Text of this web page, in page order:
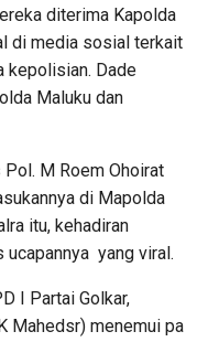
diterima Kapolda
di media sosial terkait
kepolisian. Dade
Maluku dan
M Roem Ohoirat
di Mapolda
itu, kehadiran
yang viral.
I Partai Golkar,
Mahedsr) menemui pa